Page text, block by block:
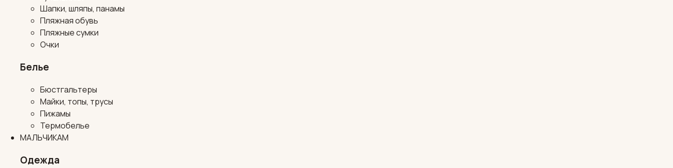
Шапки, шляпы, панамы
Пляжная обувь
Пляжные сумки
Очки
Белье
Бюстгальтеры
Майки, топы, трусы
Пижамы
Термобелье
МАЛЬЧИКАМ
Одежда